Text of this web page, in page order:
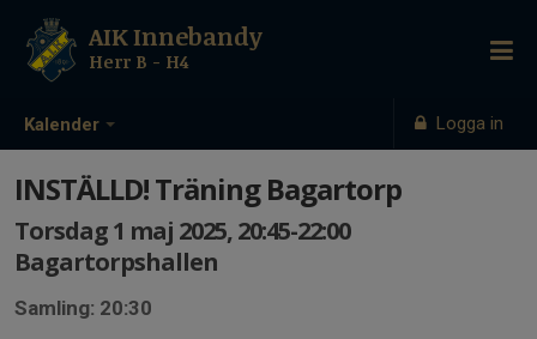
Kalender Logga in
AIK Innebandy
Herr B - H4
INSTÄLLD! Träning Bagartorp
Torsdag 1 maj 2025, 20:45-22:00
Bagartorpshallen
Samling: 20:30